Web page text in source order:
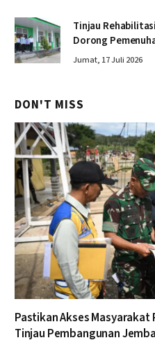
Tinjau
Dorong
Jumat, 17 Juli 2026
DON'T MISS
Pastikan Akses Masyarakat
Tinjau Pembangunan